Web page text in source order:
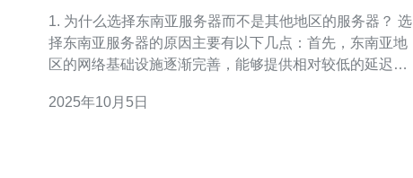
1. 为什么选择东南亚服务器而不是其他地区的服务器？ 选
择东南亚服务器的原因主要有以下几点：首先，东南亚地
区的网络基础设施逐渐完善，能够提供相对较低的延迟和
门的服务器，玩家能够享受到更流畅的游戏体验。此外，
2025年10月5日